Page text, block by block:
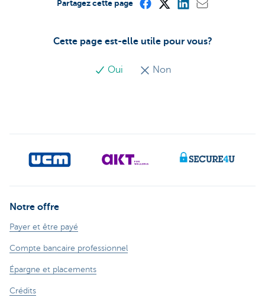
Cette page est-elle utile pour vous?
Oui Non
Partagez cette page
Notre offre
Payer et être payé
Compte bancaire professionnel
Épargne et placements
Crédits